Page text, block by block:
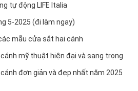
tự động LIFE Italia
5-2025 (đi làm ngay)
mẫu cửa sắt hai cánh
mỹ thuật hiện đại và sang trọng
đơn giản và đẹp nhất năm 2025